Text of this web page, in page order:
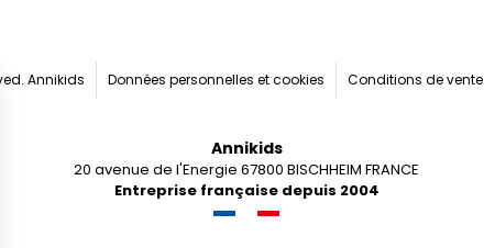
Annikids Données personnelles et cookies Conditions de vente
Annikids
20 avenue de l'Energie 67800 BISCHHEIM FRANCE
Entreprise française depuis 2004